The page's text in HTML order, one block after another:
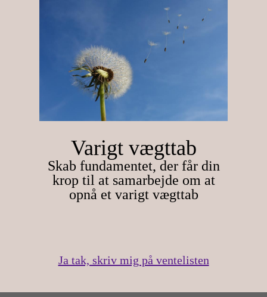
Varigt vægttab
Skab fundamentet, der får din
krop til at samarbejde om at
opnå et varigt vægttab
Ja tak, skriv mig på ventelisten